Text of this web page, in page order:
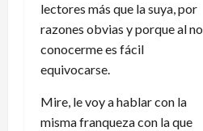
lectores más que la suya, por
razones obvias y porque al no
conocerme es fácil
equivocarse.
Mire, le voy a hablar con la
misma franqueza con la que